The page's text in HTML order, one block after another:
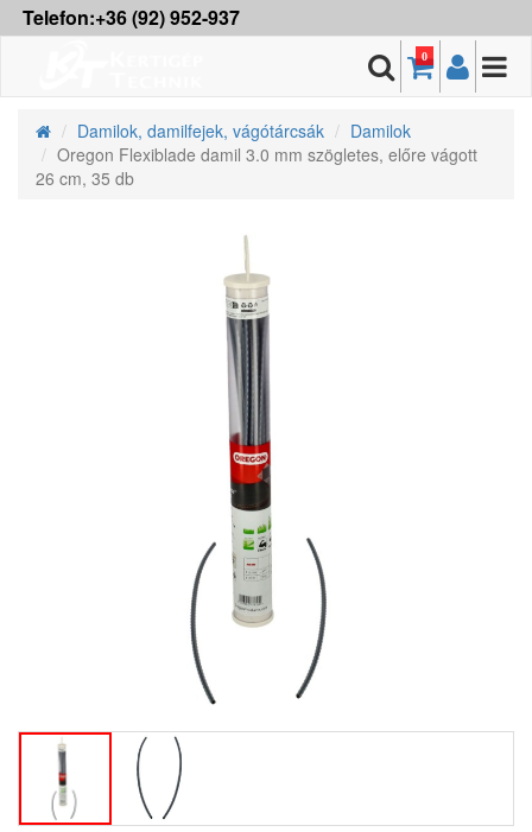
Telefon:+36 (92) 952-937
0
Damilok, damilfejek, vágótárcsák
Damilok
Oregon Flexiblade damil 3.0 mm szögletes, előre vágott
26 cm, 35 db